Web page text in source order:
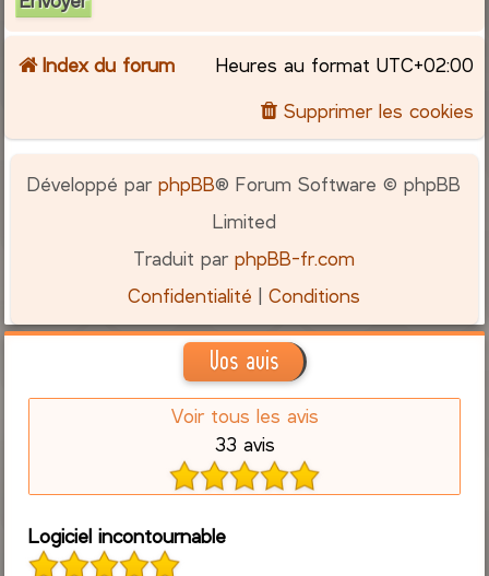
r
Index du forum Heures au format UTC+02:00
Supprimer les cookies
Développé parphpBB® Forum Software © phpBB
Limited
Traduit parphpBB-fr.com
Confidentialité |Conditions
Vos avis
Voir tous les avis
33 avis
Logiciel incontournable